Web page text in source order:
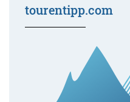
tourentipp.com